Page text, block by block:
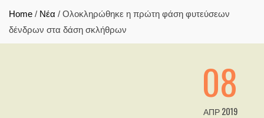
Home / Νέα / Ολοκληρώθηκε η πρώτη φάση φυτεύσεων
δένδρων στα δάση σκλήθρων
08
ΑΠΡ 2019